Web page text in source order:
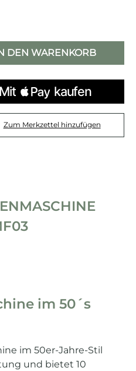
den
DEN WARENKORB
Zum Merkzettel hinzufügen
im 50´s
im 50er-Jahre-Stil
und bietet 10